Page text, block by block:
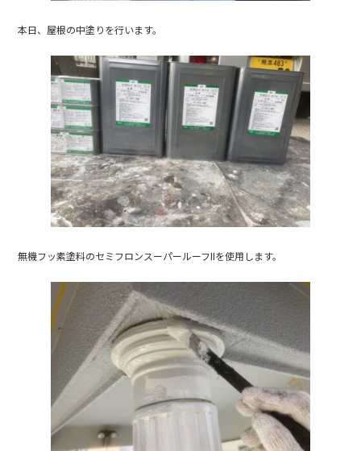
本日、屋根の中塗りを行います。
無機フッ素塗料のセミフロンスーパールーフIIを使用します。